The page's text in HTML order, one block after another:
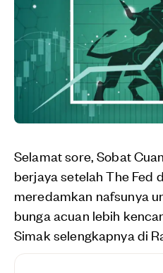
Selamat sore, Sobat
berjaya setelah The Fed
meredamkan nafsunya
bunga acuan lebih
Simak selengkapnya di